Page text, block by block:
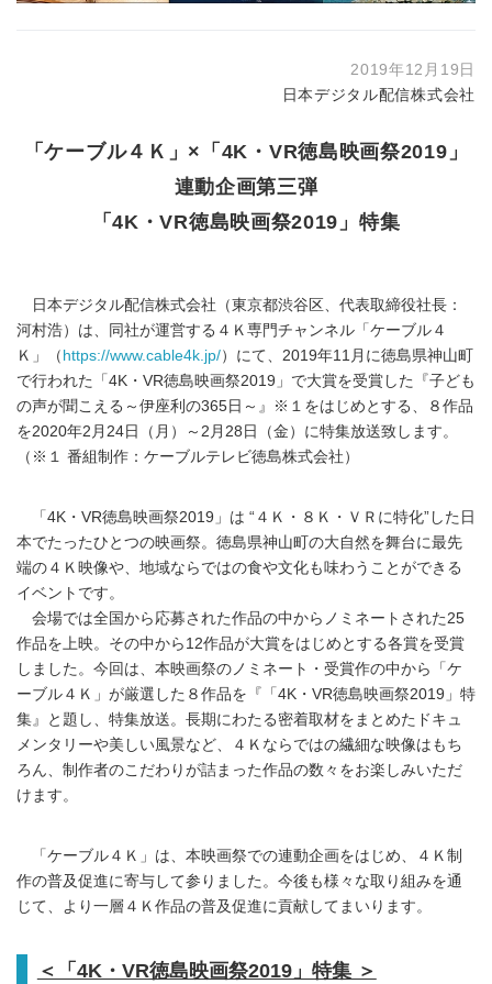
2019年12月19日
日本デジタル配信株式会社
「ケーブル４Ｋ」×「4K・VR徳島映画祭2019」
連動企画第三弾
「4K・VR徳島映画祭2019」特集
日本デジタル配信株式会社（東京都渋谷区、代表取締役社長：
河村浩）は、同社が運営する４Ｋ専門チャンネル「ケーブル４
Ｋ」（ https://www.cable4k.jp/）にて、2019年11月に徳島県神山町
で行われた「4K・VR徳島映画祭2019」で大賞を受賞した『子ども
の声が聞こえる～伊座利の365日～』※１をはじめとする、８作品
を2020年2月24日（月）～2月28日（金）に特集放送致します。
（※１ 番組制作：ケーブルテレビ徳島株式会社）
「4K・VR徳島映画祭2019」は “４Ｋ・８Ｋ・ＶＲに特化”した日
本でたったひとつの映画祭。徳島県神山町の大自然を舞台に最先
端の４Ｋ映像や、地域ならではの食や文化も味わうことができる
イベントです。
会場では全国から応募された作品の中からノミネートされた25
作品を上映。その中から12作品が大賞をはじめとする各賞を受賞
しました。今回は、本映画祭のノミネート・受賞作の中から「ケ
ーブル４Ｋ」が厳選した８作品を『「4K・VR徳島映画祭2019」特
集』と題し、特集放送。長期にわたる密着取材をまとめたドキュ
メンタリーや美しい風景など、４Ｋならではの繊細な映像はもち
ろん、制作者のこだわりが詰まった作品の数々をお楽しみいただ
けます。
「ケーブル４Ｋ」は、本映画祭での連動企画をはじめ、４Ｋ制
作の普及促進に寄与して参りました。今後も様々な取り組みを通
じて、より一層４Ｋ作品の普及促進に貢献してまいります。
＜「4K・VR徳島映画祭2019」特集 ＞